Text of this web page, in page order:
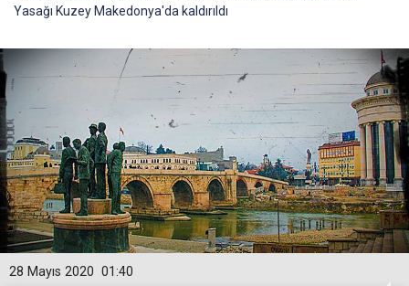
Yasağı Kuzey Makedonya'da kaldırıldı
01:40
28 Mayıs 2020